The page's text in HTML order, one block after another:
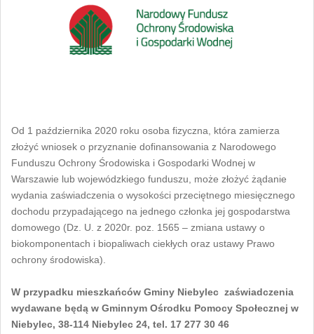
Od 1 października 2020 roku osoba fizyczna, która zamierza
złożyć wniosek o przyznanie dofinansowania z Narodowego
Funduszu Ochrony Środowiska i Gospodarki Wodnej w
Warszawie lub wojewódzkiego funduszu, może złożyć żądanie
wydania zaświadczenia o wysokości przeciętnego miesięcznego
dochodu przypadającego na jednego członka jej gospodarstwa
domowego (Dz. U. z 2020r. poz. 1565 – zmiana ustawy o
biokomponentach i biopaliwach ciekłych oraz ustawy Prawo
ochrony środowiska).
W przypadku mieszkańców Gminy Niebylec zaświadczenia
wydawane będą w Gminnym Ośrodku Pomocy Społecznej w
Niebylec, 38-114 Niebylec 24, tel. 17 277 30 46